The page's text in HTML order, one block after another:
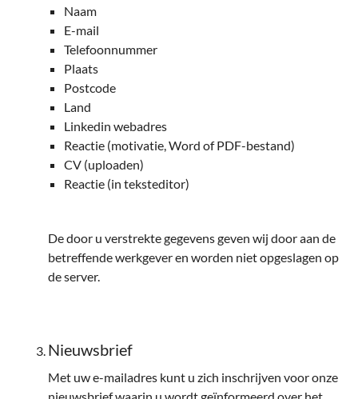
Naam
E-mail
Telefoonnummer
Plaats
Postcode
Land
Linkedin webadres
Reactie (motivatie, Word of PDF-bestand)
CV (uploaden)
Reactie (in teksteditor)
De door u verstrekte gegevens geven wij door aan de
betreffende werkgever en worden niet opgeslagen op
de server.
Nieuwsbrief
Met uw e-mailadres kunt u zich inschrijven voor onze